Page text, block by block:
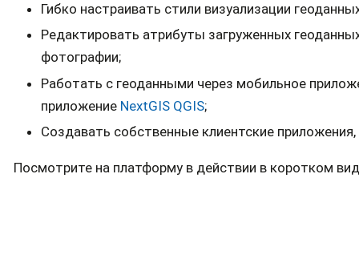
Гибко настраивать стили визуализации
Редактировать атрибуты загруженных
фотографии;
Работать с геоданными через мобильное
приложение NextGIS QGIS;
Создавать собственные клиентские
Посмотрите на платформу в действии в коротком